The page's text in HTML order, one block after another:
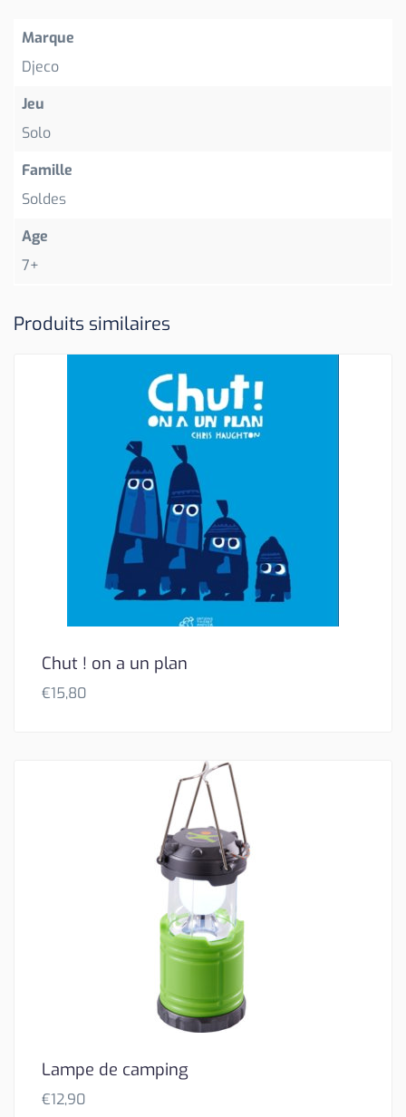
Marque
Djeco
Jeu
Solo
Famille
Soldes
Age
7+
Produits similaires
Chut ! on a un plan
€15,80
Lampe de camping
€12,90